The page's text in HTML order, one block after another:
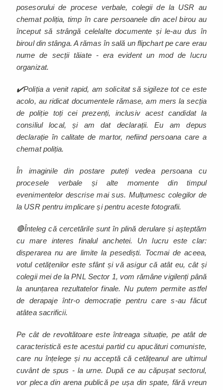
posesorului de procese verbale, colegii de la USR au
chemat poliția, timp în care persoanele din acel birou au
început să strângă celelalte documente și le-au dus în
biroul din stânga. A rămas în sală un flipchart pe care erau
nume de secții tăiate - era evident un mod de lucru
organizat.
✔️Poliția a venit rapid, am solicitat să sigileze tot ce este
acolo, au ridicat documentele rămase, am mers la secția
de poliție toți cei prezenți, inclusiv acest candidat la
consiliul local, și am dat declarații. Eu am depus
declarație în calitate de martor, nefiind persoana care a
chemat poliția.
În imaginile din postare puteți vedea persoana cu
procesele verbale și alte momente din timpul
evenimentelor descrise mai sus. Mulțumesc colegilor de
la USR pentru implicare și pentru aceste fotografii.
🔴Înteleg că cercetările sunt în plină derulare și așteptăm
cu mare interes finalul anchetei. Un lucru este clar:
disperarea nu are limite la pesediști. Tocmai de aceea,
votul cetățenilor este sfânt și vă asigur că atât eu, cât și
colegii mei de la PNL Sector 1, vom rămâne vigilenți până
la anunțarea rezultatelor finale. Nu putem permite astfel
de derapaje într-o democrație pentru care s-au făcut
atâtea sacrificii.
Pe cât de revoltătoare este întreaga situație, pe atât de
caracteristică este acestui partid cu apucături comuniste,
care nu înțelege și nu acceptă că cetățeanul are ultimul
cuvânt de spus - la urne. După ce au căpușat sectorul,
vor pleca din arena publică pe ușa din spate, fără vreun